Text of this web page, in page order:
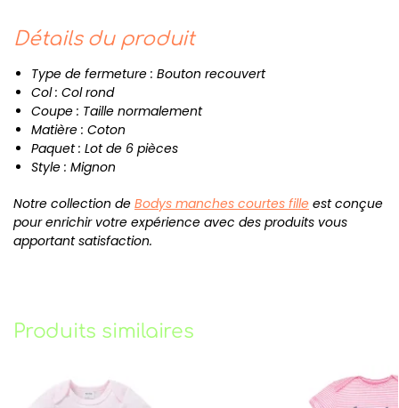
Détails du produit
Type de fermeture : Bouton recouvert
Col : Col rond
Coupe : Taille normalement
Matière : Coton
Paquet : Lot de 6 pièces
Style : Mignon
Notre collection de Bodys manches courtes fille est conçue
pour enrichir votre expérience avec des produits vous
apportant satisfaction.
Produits similaires